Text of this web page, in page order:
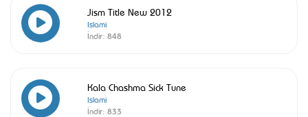
Jism Title New 2012
Islami
İndir: 848
Kala Chashma Sick Tune
Islami
İndir: 833